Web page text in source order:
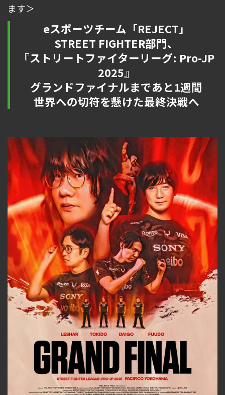
ます＞
eスポーツチーム「REJECT」
STREET FIGHTER部門、
『ストリートファイターリーグ: Pro-JP
2025』
グランドファイナルまであと1週間
世界への切符を懸けた最終決戦へ